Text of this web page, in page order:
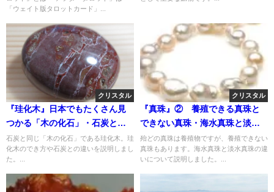
「ウェイト版タロットカード」...
クリスタル
『珪化木』日本でもたくさん見
つかる「木の化石」・石炭との
ちがい
石炭と同じ「木の化石」である珪化木。珪
化木のでき方や石炭との違いを説明しまし
た。...
クリスタル
『真珠』② 養殖できる真珠と
できない真珠・海水真珠と淡水
真珠
殆どの真珠は養殖物ですが、養殖できない
真珠もあります。海水真珠と淡水真珠の違
いについて説明しました。...